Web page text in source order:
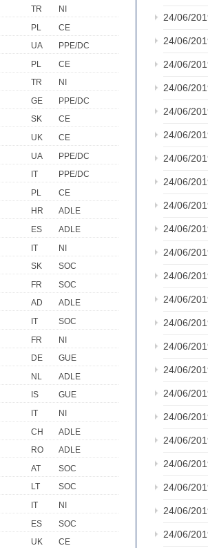
TR
NI
PL
CE
UA
PPE/DC
PL
CE
TR
NI
GE
PPE/DC
SK
CE
UK
CE
UA
PPE/DC
IT
PPE/DC
PL
CE
HR
ADLE
ES
ADLE
IT
NI
SK
SOC
FR
SOC
AD
ADLE
IT
SOC
FR
NI
DE
GUE
NL
ADLE
IS
GUE
IT
NI
CH
ADLE
RO
ADLE
AT
SOC
LT
SOC
IT
NI
ES
SOC
UK
CE
24/06/
24/06/
24/06/
24/06/
24/06/
24/06/
24/06/
24/06/
24/06/
24/06/
24/06/
24/06/
24/06/
24/06/
24/06/
24/06/
24/06/
24/06/
24/06/
24/06/
24/06/
24/06/
24/06/